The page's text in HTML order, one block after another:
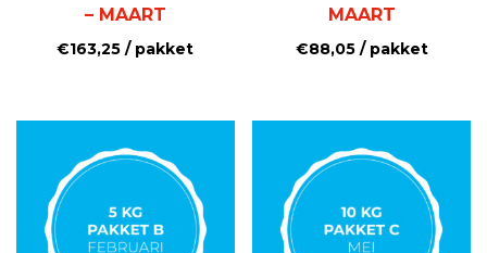
– MAART
€163,25 / pakket
MAART
€88,05/ pakket